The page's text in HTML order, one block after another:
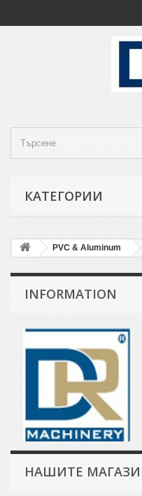
КАТЕГОРИИ
PVC & Aluminum
INFORMATION
НАШИТЕ